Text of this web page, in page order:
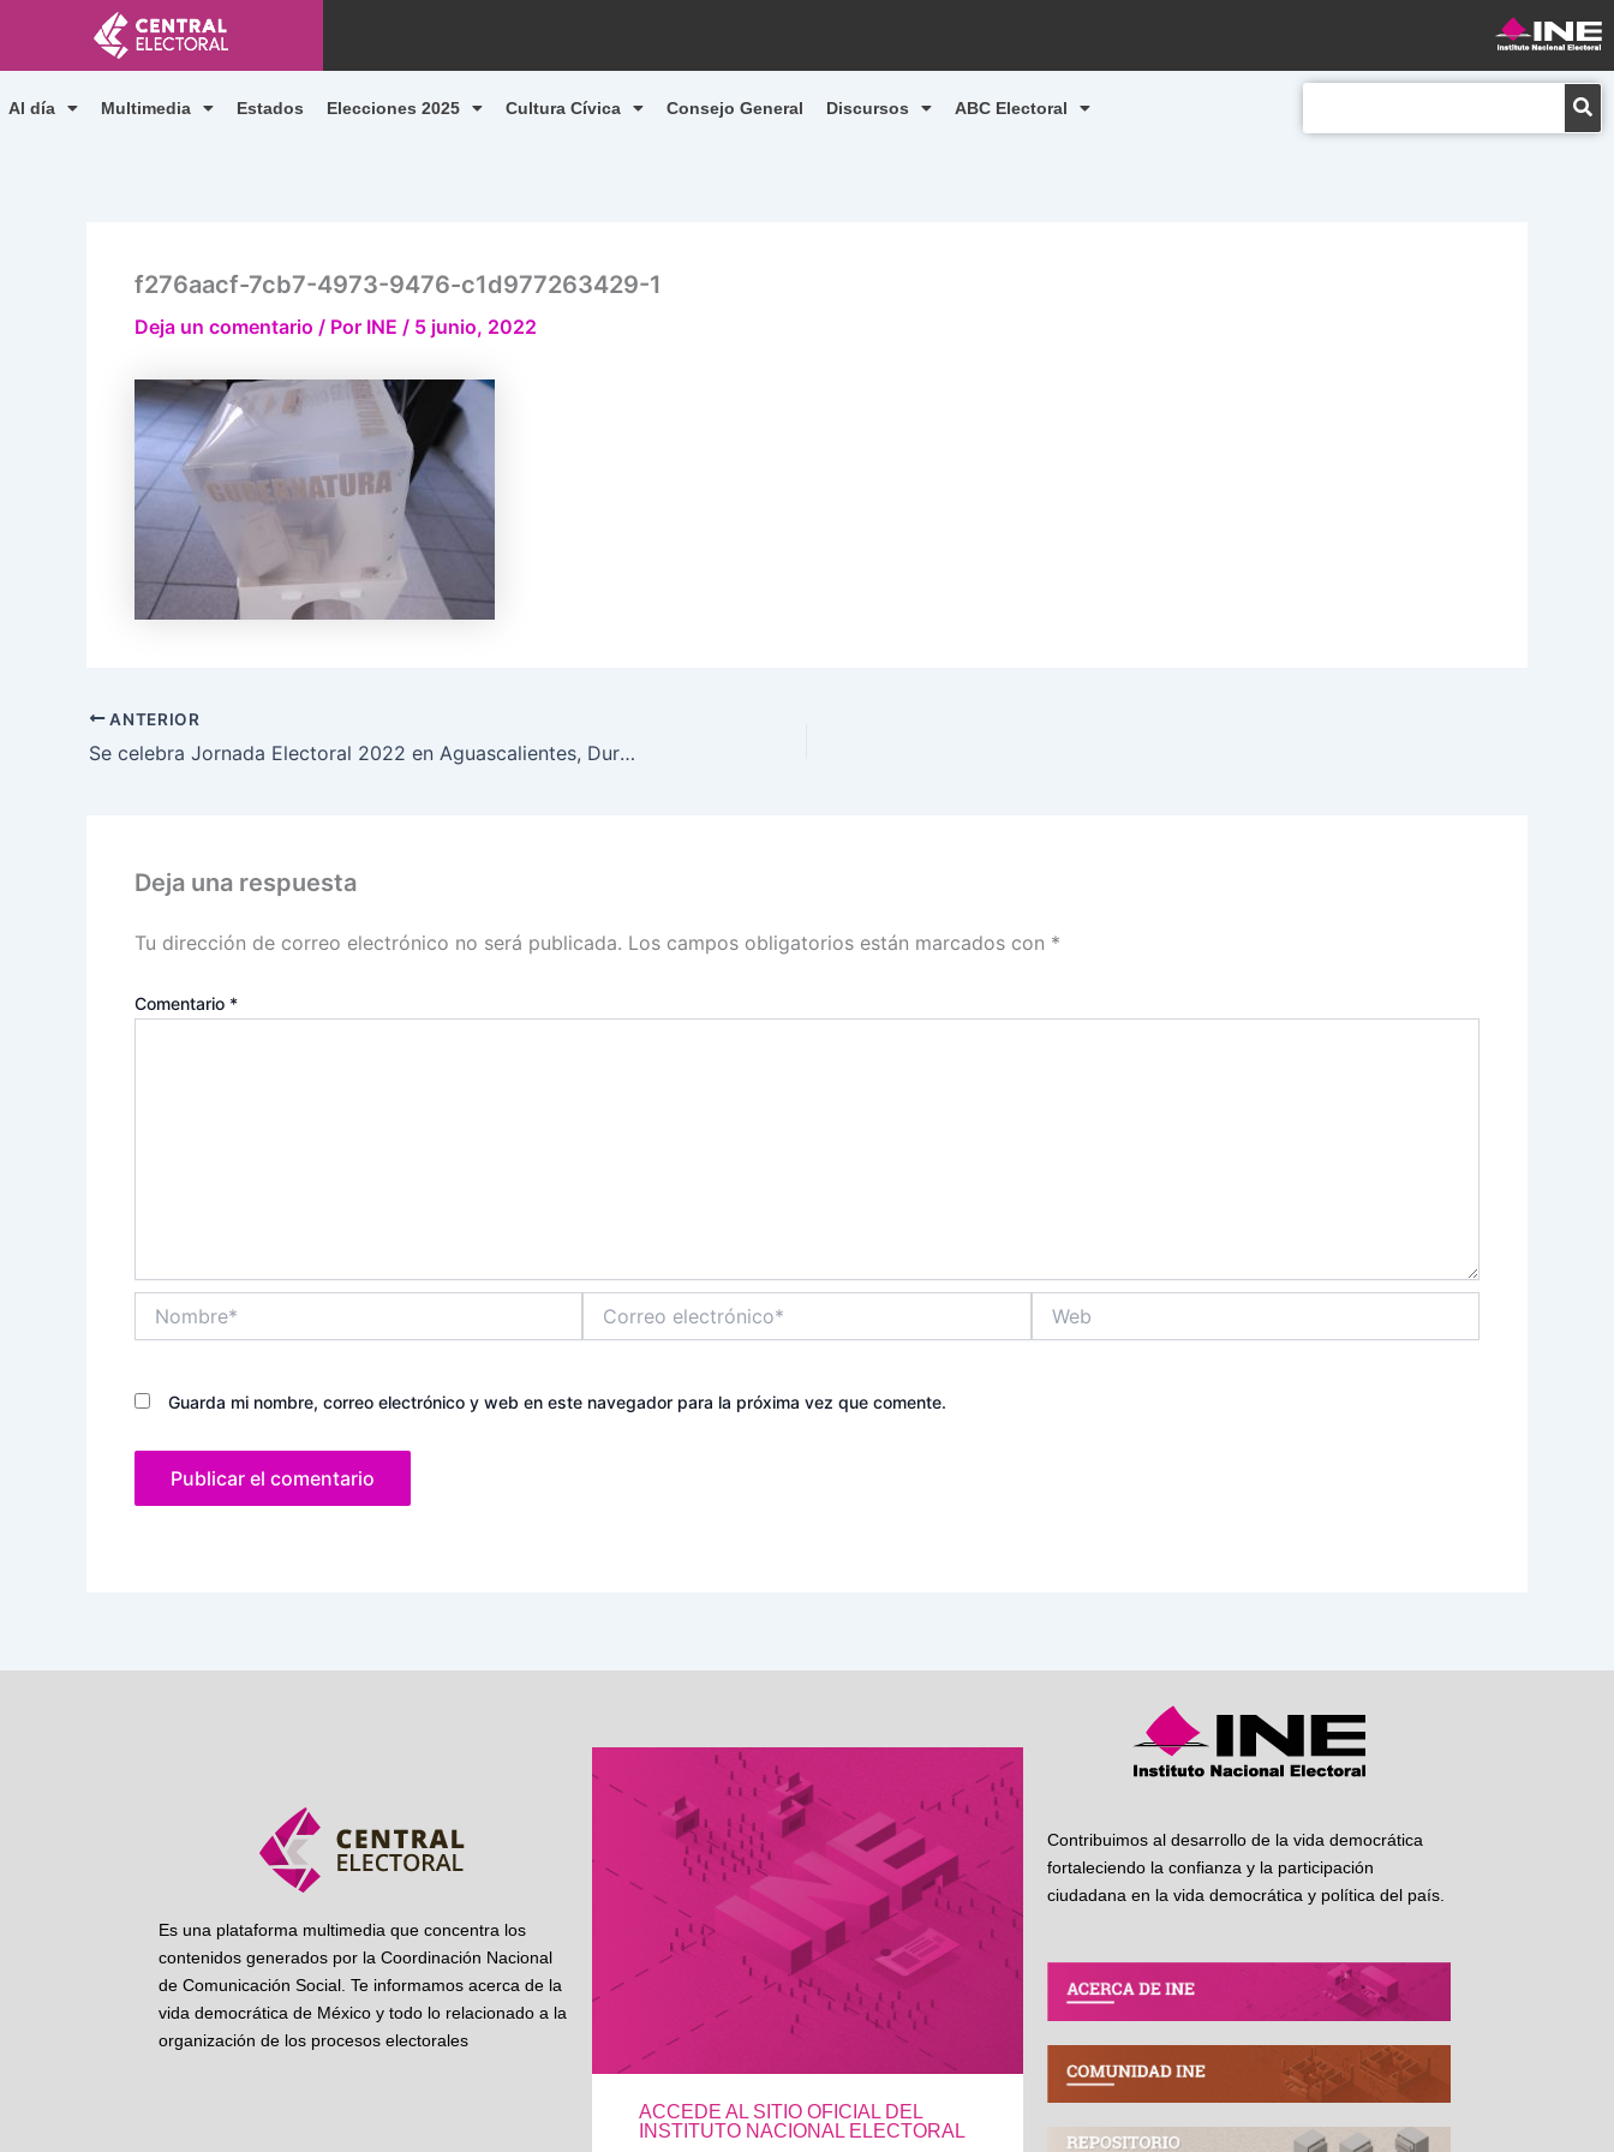
contenido
Al día Multimedia Estados Elecciones 2025 Cultura Cívica Consejo General Discursos ABC Electoral
f276aacf-7cb7-4973-9476-c1d977263429-1
Deja un comentario / Por INE / 5 junio, 2022
ANTERIOR
Se celebra Jornada Electoral 2022 en Aguascalientes, Durango, Hidalgo, Oaxaca, Quintana Roo y Tamaulipas
Deja una respuesta
Tu dirección de correo electrónico no será publicada. Los campos obligatorios están marcados con *
Comentario *
electrónico*
Guarda mi nombre, correo electrónico y web en este navegador para la próxima vez que comente.
Es una plataforma multimedia que concentra los
contenidos generados por la Coordinación Nacional
de Comunicación Social. Te informamos acerca de la
vida democrática de México y todo lo relacionado a la
organización de los procesos electorales
ACCEDE AL SITIO OFICIAL DEL
INSTITUTO NACIONAL ELECTORAL
Contribuimos al desarrollo de la vida democrática
fortaleciendo la confianza y la participación
ciudadana en la vida democrática y política del país.